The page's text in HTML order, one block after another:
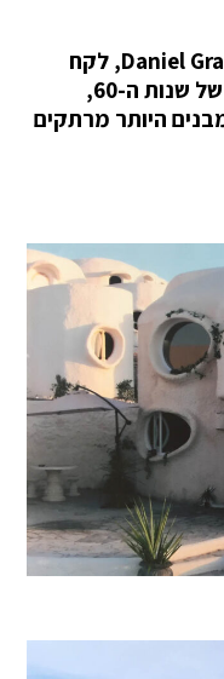
האדריכל צרפתי-שוויצרי Daniel Grataloup, לקח
חלק מתנועת האדריכלות-פיסול של שנות ה-60,
היותר מרתקים